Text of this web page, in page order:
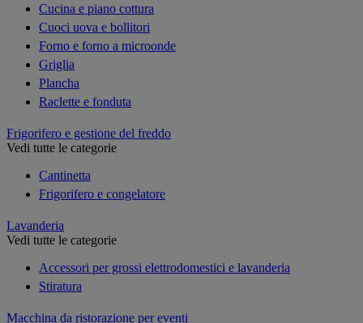
Cucina e piano cottura
Cuoci uova e bollitori
Forno e forno a microonde
Griglia
Plancha
Raclette e fonduta
Frigorifero e gestione del freddo
Vedi tutte le categorie
Cantinetta
Frigorifero e congelatore
Lavanderia
Vedi tutte le categorie
Accessori per grossi elettrodomestici e lavanderia
Stiratura
Macchina da ristorazione per eventi